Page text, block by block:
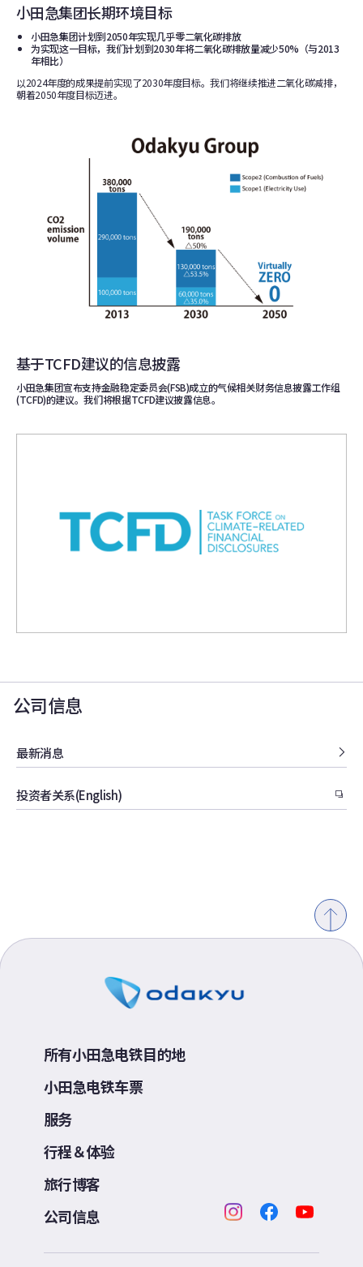
小田急集团长期环境目标
小田急集团计划到2050年实现几乎零二氧化碳排放
为实现这一目标，我们计划到2030年将二氧化碳排放量减少50%（与2013
年相比）
以2024年度的成果提前实现了2030年度目标。我们将继续推进二氧化碳减排，
朝着2050年度目标迈进。
基于TCFD建议的信息披露
小田急集团宣布支持金融稳定委员会(FSB)成立的气候相关财务信息披露工作组
(TCFD)的建议。我们将根据TCFD建议披露信息。
公司信息
最新消息
投资者关系(English)
所有小田急电铁目的地
小田急电铁车票
服务
行程＆体验
旅行博客
公司信息